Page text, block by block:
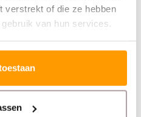
verstrekt of die ze hebben
van hun services.
Thermisch Transfer
Setup van Zebra